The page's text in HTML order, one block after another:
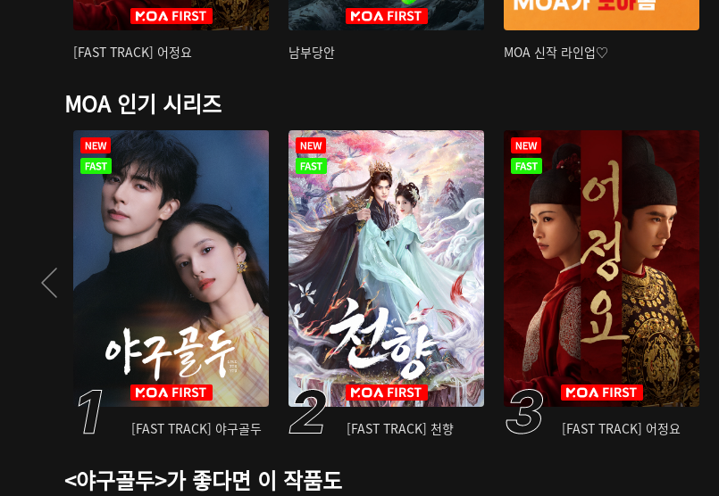
[FAST TRACK] 어정요 남부당안 MOA 신작 라인업♡
MOA 인기 시리즈
[FAST TRACK] 야구골두 [FAST TRACK] 천향 [FAST TRACK] 어정요
<야구골두>가 좋다면 이 작품도